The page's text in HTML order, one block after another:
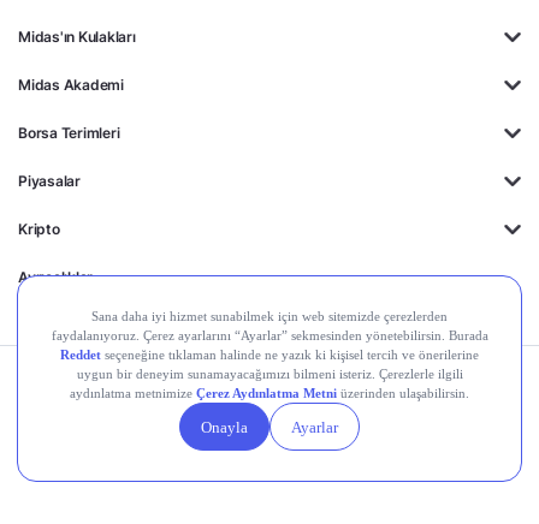
Midas'ın Kulakları
Midas Akademi
Borsa Terimleri
Piyasalar
Kripto
Ayrıcalıklar
Kişisel Verilerin
Gizlilik
Politikası
Yasal
Duyurular
Çerez